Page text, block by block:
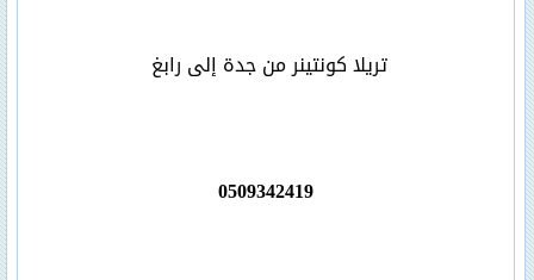
تريلا كونتينر من جدة إلى رابغ
0509342419